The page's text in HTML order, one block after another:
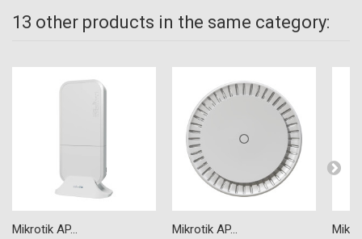
13 other products in the same category:
Mikrotik AP... Mikrotik AP...